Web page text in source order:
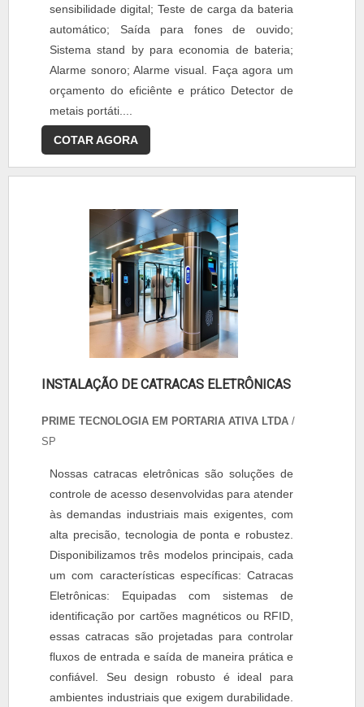
sensibilidade digital; Teste de carga da bateria
automático; Saída para fones de ouvido;
Sistema stand by para economia de bateria;
Alarme sonoro; Alarme visual. Faça agora um
orçamento do eficiênte e prático Detector de
metais portáti....
COTAR AGORA
INSTALAÇÃO DE CATRACAS ELETRÔNICAS
PRIME TECNOLOGIA EM PORTARIA ATIVA LTDA /
SP
Nossas catracas eletrônicas são soluções de
controle de acesso desenvolvidas para atender
às demandas industriais mais exigentes, com
alta precisão, tecnologia de ponta e robustez.
Disponibilizamos três modelos principais, cada
um com características específicas: Catracas
Eletrônicas: Equipadas com sistemas de
identificação por cartões magnéticos ou RFID,
essas catracas são projetadas para controlar
fluxos de entrada e saída de maneira prática e
confiável. Seu design robusto é ideal para
ambientes industriais que exigem durabilidade.